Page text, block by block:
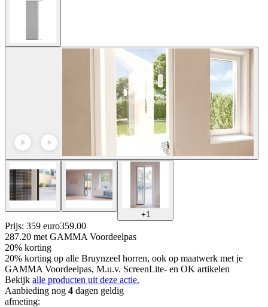
+1
Prijs: 359 euro359.00
287.20 met GAMMA Voordeelpas
20% korting
20% korting op alle Bruynzeel horren, ook op maatwerk met je
GAMMA Voordeelpas, M.u.v. ScreenLite- en OK artikelen
Bekijk alle producten uit deze actie.
Aanbieding nog 4 dagen geldig
afmeting: